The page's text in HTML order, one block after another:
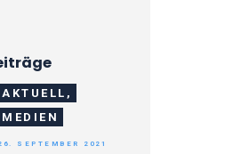
AKTUELL,
MEDIEN
SEPTEMBER 2021